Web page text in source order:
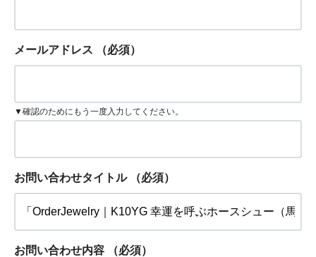
メールアドレス （必須）
▼確認のためにもう一度入力してください。
お問い合わせタイトル （必須）
お問い合わせ内容 （必須）